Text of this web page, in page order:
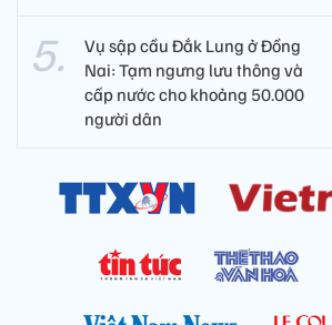
Vụ sập cầu Đắk Lung ở Đồng
Nai: Tạm ngưng lưu thông và
cấp nước cho khoảng 50.000
người dân